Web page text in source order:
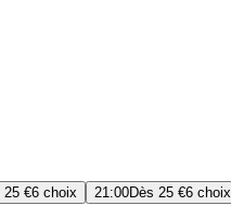
25 €6 choix 21:00Dès 25 €6 choix